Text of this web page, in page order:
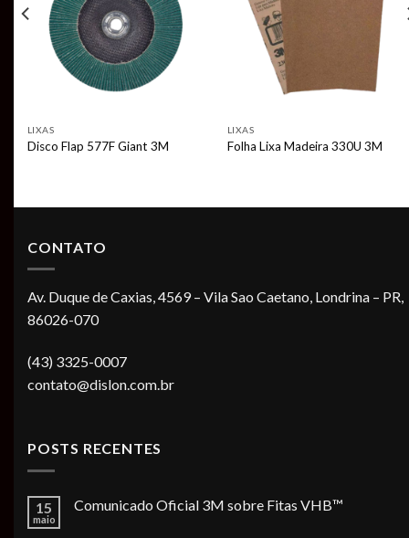
LIXAS
Disco Flap 577F Giant 3M
LIXAS
Folha Lixa Madeira 330U 3M
CONTATO
Av. Duque de Caxias, 4569 – Vila Sao Caetano, Londrina – PR,
86026-070
(43) 3325-0007
contato@dislon.com.br
POSTS RECENTES
15
maio
Comunicado Oficial 3M sobre Fitas VHB™